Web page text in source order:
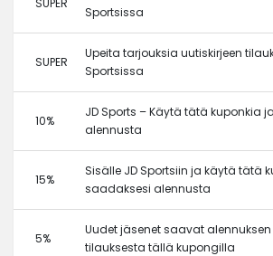
SUPER
Sportsissa
SUPER
Upeita tarjouksia uutiskirjeen
Sportsissa
10%
JD Sports – Käytä tätä kuponkia
alennusta
15%
Sisälle JD Sportsiin ja käytä tätä
saadaksesi alennusta
5%
Uudet jäsenet saavat
tilauksesta tällä kupongilla